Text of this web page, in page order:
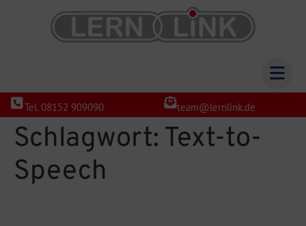
Tel. 08152 909090 team@lernlink.de
Schlagwort: Text-to-
Speech